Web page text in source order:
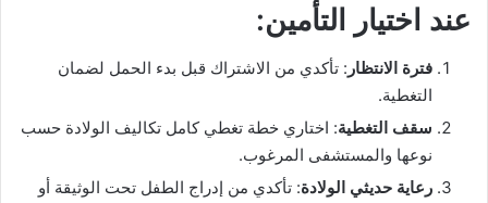
عند اختيار التأمين:
فترة الانتظار : تأكدي من الاشتراك قبل بدء الحمل لضمان
التغطية.
سقف التغطية: اختاري خطة تغطي كامل تكاليف الولادة حسب
نوعها والمستشفى المرغوب.
رعاية حديثي الولادة: تأكدي من إدراج الطفل تحت الوثيقة أو